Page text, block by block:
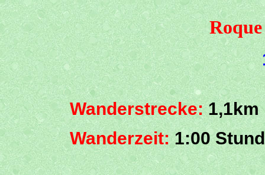
Wanderstrecke:1,1km
Wanderzeit:1:00